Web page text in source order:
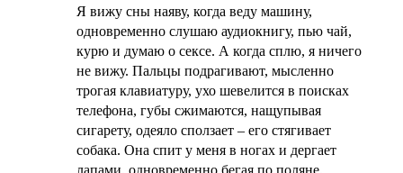
Я вижу сны наяву, когда веду машину,
одновременно слушаю аудиокнигу, пью чай,
курю и думаю о сексе. А когда сплю, я ничего
не вижу. Пальцы подрагивают, мысленно
трогая клавиатуру, ухо шевелится в поисках
телефона, губы сжимаются, нащупывая
сигарету, одеяло сползает – его стягивает
собака. Она спит у меня в ногах и дергает
лапами, одновременно бегая по поляне,